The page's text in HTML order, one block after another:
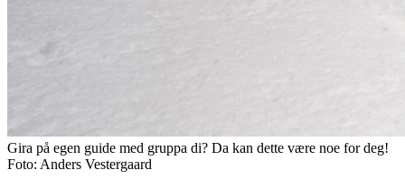
Gira på egen guide med gruppa di? Da kan dette være noe for deg!
Foto: Anders Vestergaard